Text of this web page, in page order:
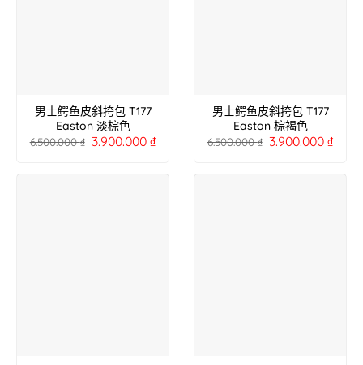
男士鳄鱼皮斜挎包 T177
Easton 淡棕色
6.500.000₫ 3.900.000₫
男士鳄鱼皮斜挎包 T177
Easton 棕褐色
6.500.000₫ 3.900.000₫